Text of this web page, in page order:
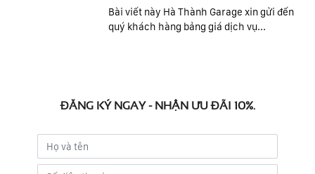
Bài viết này Hà Thành Garage xin gửi đến
quý khách hàng bảng giá dịch vụ...
ĐĂNG KÝ NGAY - NHẬN ƯU ĐÃI 10%.